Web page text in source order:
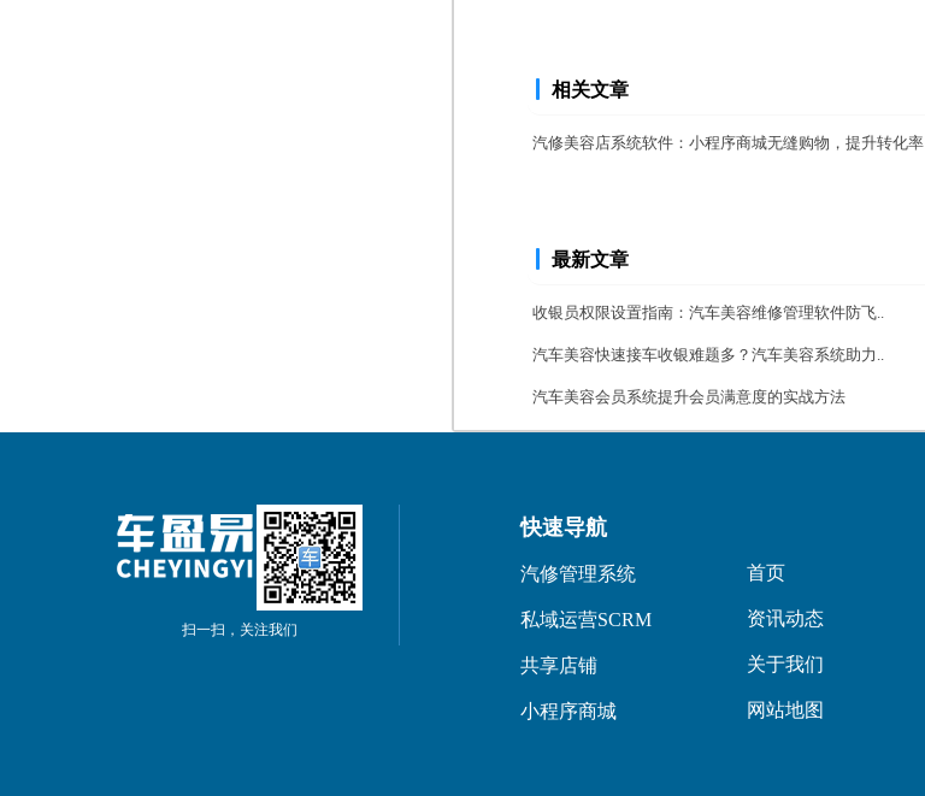
相关文章
汽修美容店系统软件：小程序商城无缝购物，提升转化率
最新文章
收银员权限设置指南：汽车美容维修管理软件防飞..
汽车美容快速接车收银难题多？汽车美容系统助力..
汽车美容会员系统提升会员满意度的实战方法
扫一扫，关注我们
快速导航
汽修管理系统
私域运营SCRM
共享店铺
小程序商城
首页
资讯动态
关于我们
网站地图